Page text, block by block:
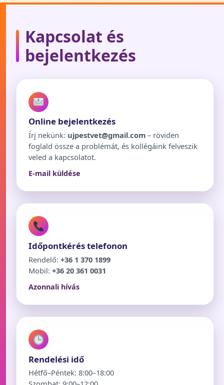
Kapcsolat és
bejelentkezés
Online bejelentkezés
Írj nekünk: ujpestvet@gmail.com – röviden
foglald össze a problémát, és kollégáink felveszik
veled a kapcsolatot.
E-mail küldése
Időpontkérés telefonon
Rendelő: +36 1 370 1899
Mobil: +36 20 361 0031
Azonnali hívás
Rendelési idő
Hétfő–Péntek: 8:00–18:00